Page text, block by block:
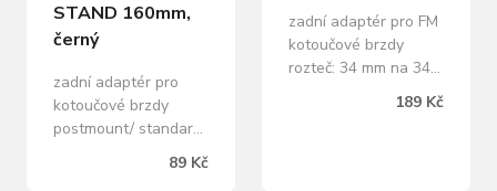
STAND 160mm,
černý
zadní adaptér pro
kotoučové brzdy
postmount/ standard
pro brzdové kotouče:
160 mm včetně 2
89 Kč
zadní adaptér pro FM
kotoučové brzdy
rozteč: 34 mm na 34
mm pro brzdové
189 Kč